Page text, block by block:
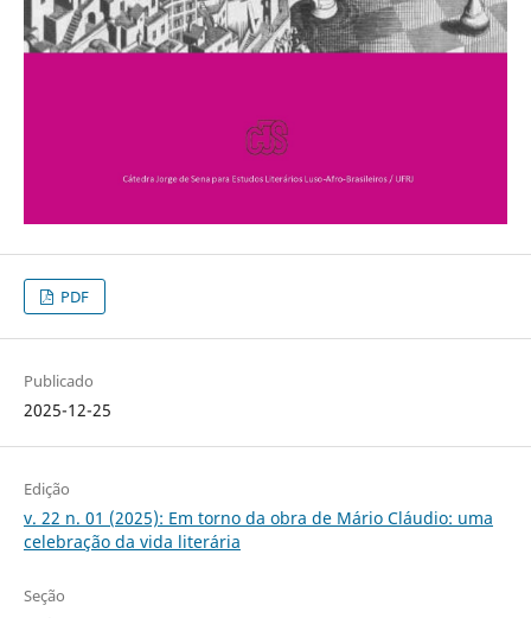
PDF
Publicado
2025-12-25
Edição
v. 22 n. 01 (2025): Em torno da obra de Mário Cláudio: uma
celebração da vida literária
Seção